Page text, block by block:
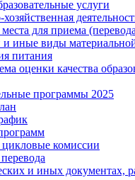
услуги
для приема
иные виды
питания
оценки качества
программы 2025
комиссии
и иных документах,